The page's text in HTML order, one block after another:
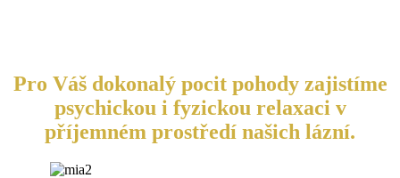
Pro Váš dokonalý pocit pohody zajistíme
psychickou i fyzickou relaxaci v
příjemném prostředí našich lázní.